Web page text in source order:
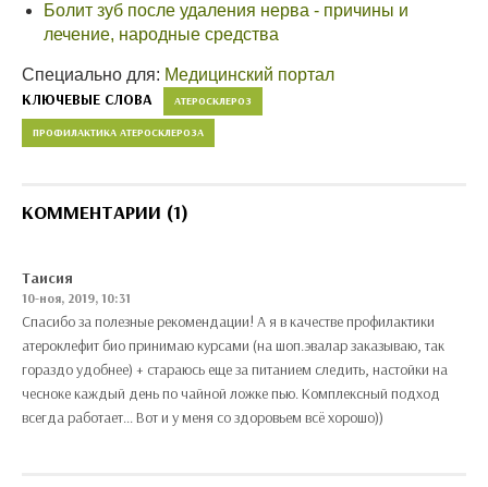
Болит зуб после удаления нерва - причины и
лечение, народные средства
Специально для: Медицинский портал
КЛЮЧЕВЫЕ СЛОВА АТЕРОСКЛЕРОЗ
ПРОФИЛАКТИКА АТЕРОСКЛЕРОЗА
КОММЕНТАРИИ (1)
Таисия
10-ноя, 2019, 10:31
Спасибо за полезные рекомендации! А я в качестве профилактики
атероклефит био принимаю курсами (на шоп.эвалар заказываю, так
гораздо удобнее) + стараюсь еще за питанием следить, настойки на
чесноке каждый день по чайной ложке пью. Комплексный подход
всегда работает... Вот и у меня со здоровьем всё хорошо))